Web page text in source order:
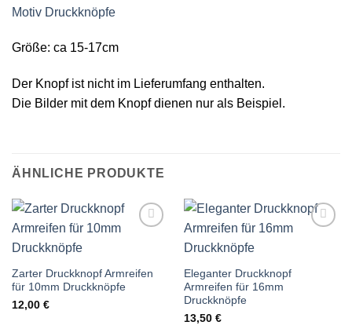
Motiv Druckknöpfe
Größe: ca 15-17cm
Der Knopf ist nicht im Lieferumfang enthalten.
Die Bilder mit dem Knopf dienen nur als Beispiel.
ÄHNLICHE PRODUKTE
Zarter Druckknopf Armreifen
für 10mm Druckknöpfe
12,00 €
Eleganter Druckknopf
Armreifen für 16mm
Druckknöpfe
13,50 €